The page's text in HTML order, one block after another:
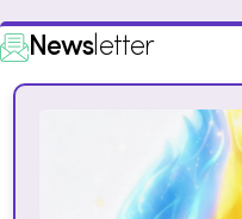
Newsletter